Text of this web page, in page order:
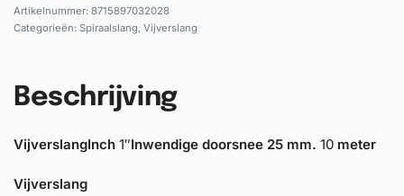
8715897032028
Categorieën: Spiraalslang, Vijverslang
Beschrijving
VijverslangInch 1″Inwendige doorsnee 25 mm. 10 meter
Vijverslang